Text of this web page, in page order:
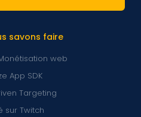
savons faire
web
App SDK
Targeting
sur Twitch